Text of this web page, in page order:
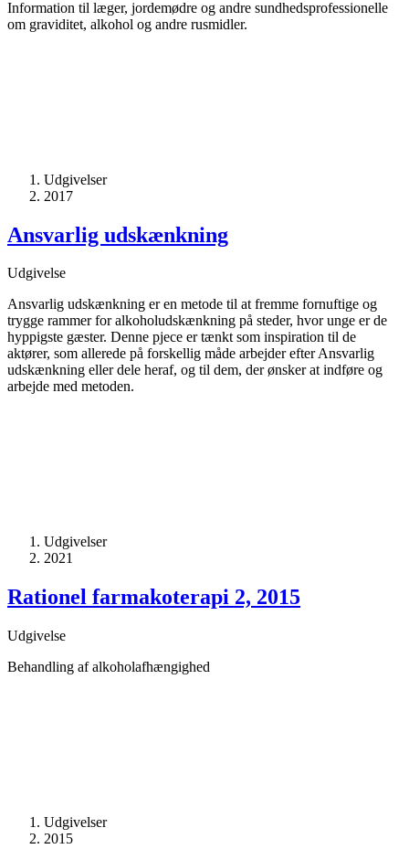
Information til læger, jordemødre og andre sundhedsprofessionelle
om graviditet, alkohol og andre rusmidler.
Udgivelser
2017
Ansvarlig udskænkning
Udgivelse
Ansvarlig udskænkning er en metode til at fremme fornuftige og
trygge rammer for alkoholudskænkning på steder, hvor unge er de
hyppigste gæster. Denne pjece er tænkt som inspiration til de
aktører, som allerede på forskellig måde arbejder efter Ansvarlig
udskænkning eller dele heraf, og til dem, der ønsker at indføre og
arbejde med metoden.
Udgivelser
2021
Rationel farmakoterapi 2, 2015
Udgivelse
Behandling af alkoholafhængighed
Udgivelser
2015